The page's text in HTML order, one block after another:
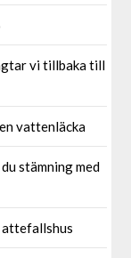
vi tillbaka till
vattenläcka
stämning med